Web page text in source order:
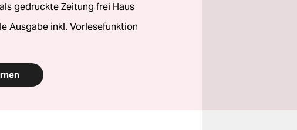
gedruckte Zeitung frei Haus
Ausgabe inkl. Vorlesefunktion